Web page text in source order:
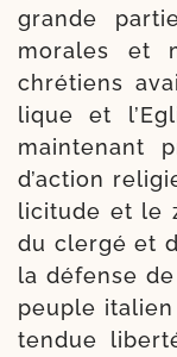
grande
morales et
chré­tiens
lique et
main­te­nant
d’action
li­ci­tude et le
du cler­gé et
la défense
peuple
ten­due